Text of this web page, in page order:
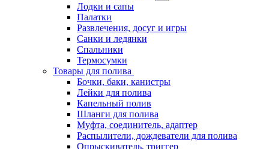
Лодки и сапы
Палатки
Развлечения, досуг и игры
Санки и ледянки
Спальники
Термосумки
Товары для полива
Бочки, баки, канистры
Лейки для полива
Капельный полив
Шланги для полива
Муфта, соединитель, адаптер
Распылители, дождеватели для полива
Опрыскиватель, триггер